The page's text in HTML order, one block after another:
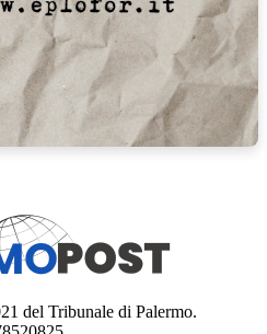
del Tribunale di Palermo.